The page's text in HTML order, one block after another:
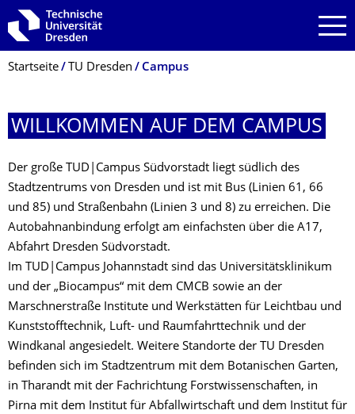
Zur Hauptnavigation springen
Zur Suche springen
Zum Inhalt springen
Breadcrumb-Menü
Startseite TU Dresden Campus
WILLKOMMEN AUF DEM CAMPUS
Der große TUD|Campus Südvorstadt liegt südlich des
Stadtzentrums von Dresden und ist mit Bus (Linien 61, 66
und 85) und Straßenbahn (Linien 3 und 8) zu erreichen. Die
Autobahnanbindung erfolgt am einfachsten über die A17,
Abfahrt Dresden Südvorstadt.
Im TUD|Campus Johannstadt sind das Universitätsklinikum
und der „Biocampus“ mit dem CMCB sowie an der
Marschnerstraße Institute und Werkstätten für Leichtbau und
Kunststofftechnik, Luft- und Raumfahrttechnik und der
Windkanal angesiedelt. Weitere Standorte der TU Dresden
befinden sich im Stadtzentrum mit dem Botanischen Garten,
in Tharandt mit der Fachrichtung Forstwissenschaften, in
Pirna mit dem Institut für Abfallwirtschaft und dem Institut für